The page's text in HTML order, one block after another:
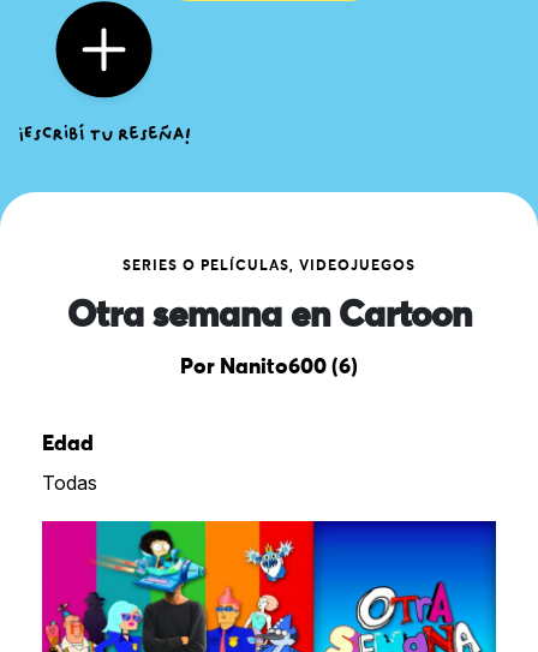
SERIES O PELÍCULAS, VIDEOJUEGOS
Otra semana en Cartoon
Por Nanito600 (6)
Edad
Todas